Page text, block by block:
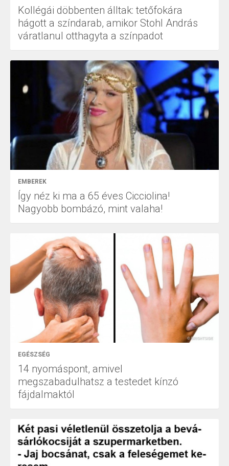
Kollégái döbbenten álltak: tetőfokára
hágott a színdarab, amikor Stohl András
váratlanul otthagyta a színpadot
EMBEREK
Így néz ki ma a 65 éves Cicciolina!
Nagyobb bombázó, mint valaha!
EGÉSZSÉG
14 nyomáspont, amivel
megszabadulhatsz a testedet kínzó
fájdalmaktól